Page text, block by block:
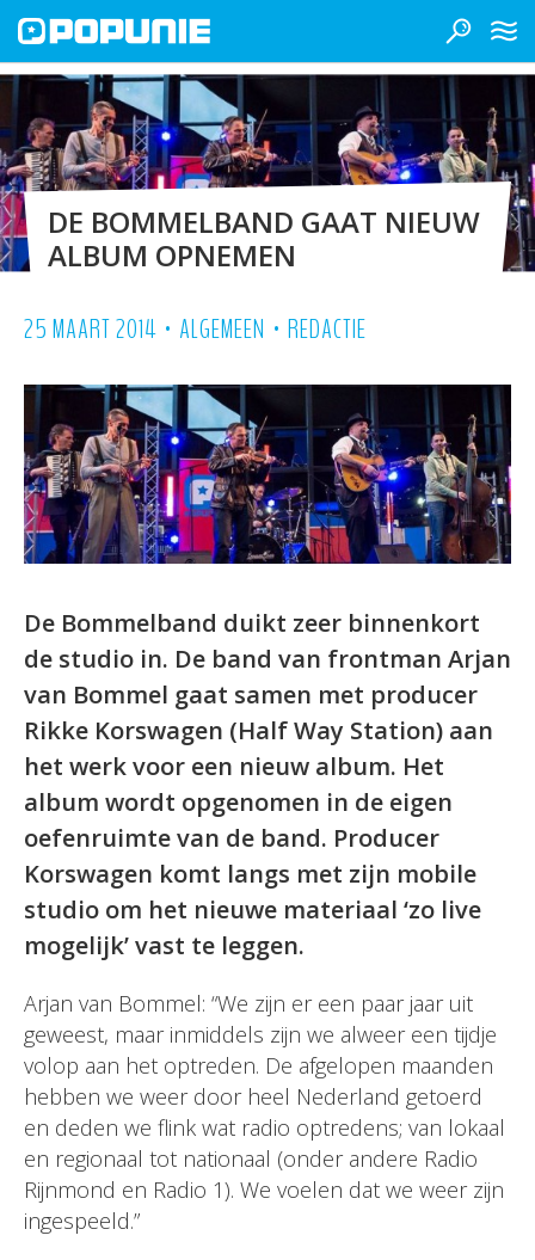
DE BOMMELBAND GAAT NIEUW
ALBUM OPNEMEN
25 MAART 2014 • ALGEMEEN • REDACTIE
De Bommelband duikt zeer binnenkort
de studio in. De band van frontman Arjan
van Bommel gaat samen met producer
Rikke Korswagen (Half Way Station) aan
het werk voor een nieuw album. Het
album wordt opgenomen in de eigen
oefenruimte van de band. Producer
Korswagen komt langs met zijn mobile
studio om het nieuwe materiaal ‘zo live
mogelijk’ vast te leggen.
Arjan van Bommel: “We zijn er een paar jaar uit
geweest, maar inmiddels zijn we alweer een tijdje
volop aan het optreden. De afgelopen maanden
hebben we weer door heel Nederland getoerd
en deden we flink wat radio optredens; van lokaal
en regionaal tot nationaal (onder andere Radio
Rijnmond en Radio 1). We voelen dat we weer zijn
ingespeeld.”